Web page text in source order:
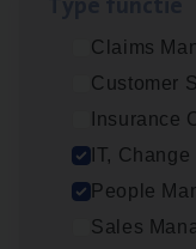
Claims
Customer
Insurance
IT,
People
Sales
Busi­ness
IT, Change &
Antwerpen
(Agi­le)IT